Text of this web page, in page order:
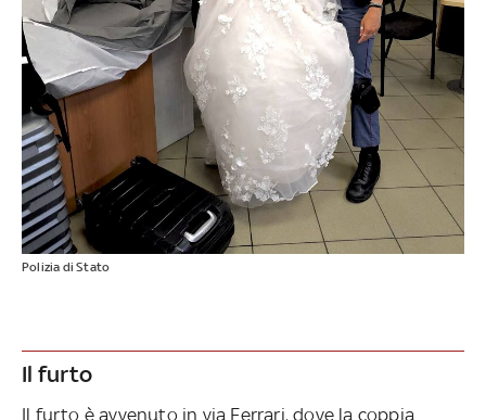
Polizia di Stato
Il furto
Il furto è avvenuto in via Ferrari, dove la coppia